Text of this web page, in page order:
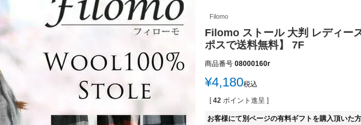
Filomo
Filomo ストール 大判 レディー
ポスで送料無料】 7F
商品番号 08000160r
¥4,180税込
[ 42 ポイント進呈 ]
お客様にて別ページの有料ギフトを購入頂いた